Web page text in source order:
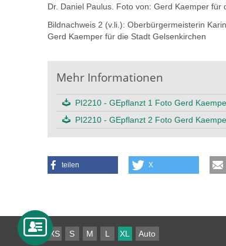
Dr. Daniel Paulus. Foto von: Gerd Kaemper für
Bildnachweis 2 (v.li.): Oberbürgermeisterin
Gerd Kaemper für die Stadt Gelsenkirchen
Mehr Informationen
PI2210 - GEpflanzt 1 Foto Gerd
PI2210 - GEpflanzt 2 Foto Gerd
teilen X
XS S M L XL Auto